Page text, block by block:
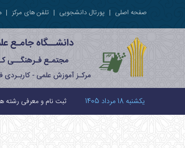
صفحه اصلی | پورتال دانشجویی | تلفن های مرکز |
یکشنبه 18 مرداد 1405 ثبت نام و معرفی رشته